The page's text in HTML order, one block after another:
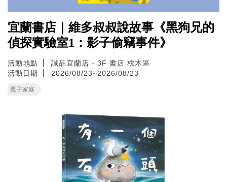
宜蘭書店｜維多叔叔說故事《黑狗兄的
偵探實驗室1：影子偷竊事件》
活動地點
誠品宜蘭店 - 3F 書店 枕木區
活動日期
2026/08/23~2026/08/23
親子家庭